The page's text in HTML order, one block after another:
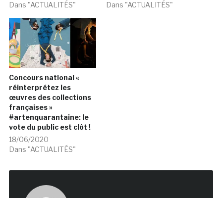
Dans "ACTUALITÉS"
Dans "ACTUALITÉS"
Concours national «
réinterprétez les
œuvres des collections
françaises »
#artenquarantaine: le
vote du public est clôt !
18/06/2020
Dans "ACTUALITÉS"